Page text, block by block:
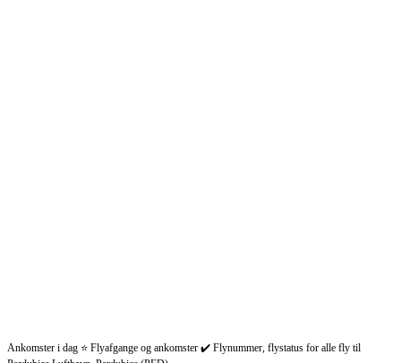
Ankomster i dag ⭐ Flyafgange og ankomster ✔️ Flynummer, flystatus for alle fly til